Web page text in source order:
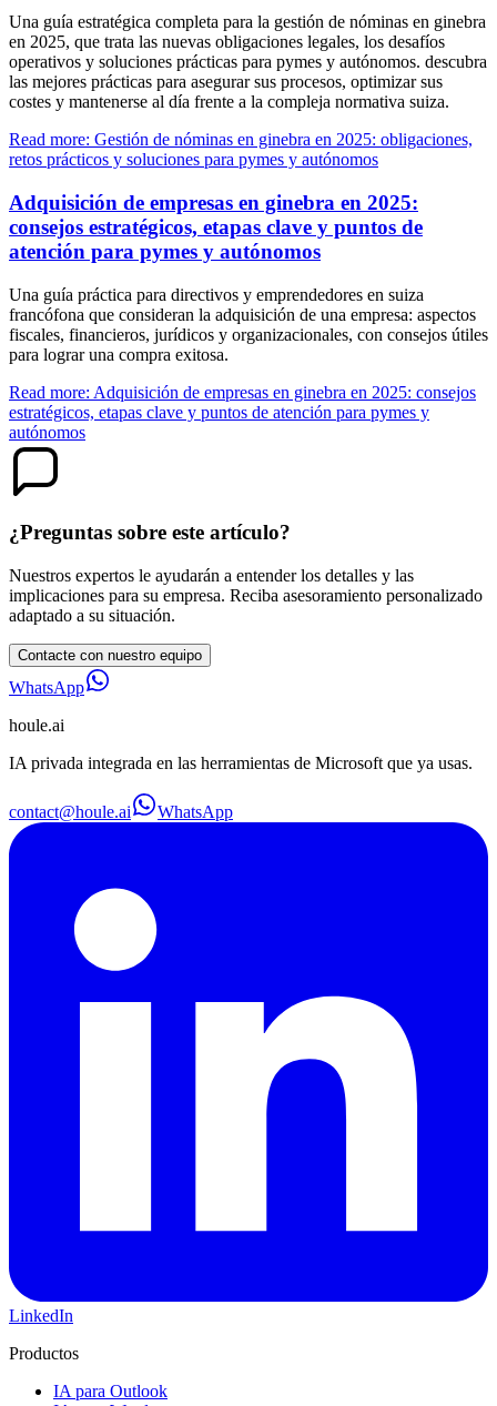
Una guía estratégica completa para la gestión de nóminas en ginebra
en 2025, que trata las nuevas obligaciones legales, los desafíos
operativos y soluciones prácticas para pymes y autónomos. descubra
las mejores prácticas para asegurar sus procesos, optimizar sus
costes y mantenerse al día frente a la compleja normativa suiza.
Read more: Gestión de nóminas en ginebra en 2025: obligaciones,
retos prácticos y soluciones para pymes y autónomos
Adquisición de empresas en ginebra en 2025:
consejos estratégicos, etapas clave y puntos de
atención para pymes y autónomos
Una guía práctica para directivos y emprendedores en suiza
francófona que consideran la adquisición de una empresa: aspectos
fiscales, financieros, jurídicos y organizacionales, con consejos útiles
para lograr una compra exitosa.
Read more: Adquisición de empresas en ginebra en 2025: consejos
estratégicos, etapas clave y puntos de atención para pymes y
autónomos
¿Preguntas sobre este artículo?
Nuestros expertos le ayudarán a entender los detalles y las
implicaciones para su empresa. Reciba asesoramiento personalizado
adaptado a su situación.
Contacte con nuestro equipo
WhatsApp
houle.ai
IA privada integrada en las herramientas de Microsoft que ya usas.
contact@houle.ai WhatsApp
LinkedIn
Productos
IA para Outlook